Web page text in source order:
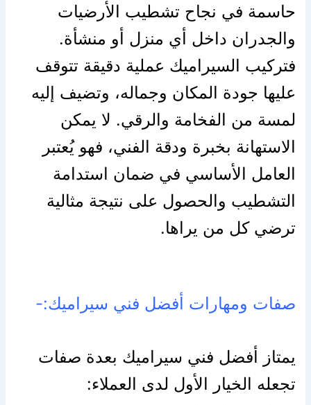
حاسمة في نجاح تشطيب الأرضيات
والجدران داخل أي منزل أو منشأة.
فتركيب السيراميك عملية دقيقة تتوقف
عليها جودة المكان وجماله، وتضيف إليه
لمسة من الفخامة والرقي. لا يمكن
الاستهانة بخبرة ودقة الفني، فهو يُعتبر
العامل الأساسي في ضمان استدامة
التشطيب والحصول على نتيجة مثالية
ترضي كل من يراها.
صفات ومهارات أفضل فني سيراميك:-
يمتاز أفضل فني سيراميك بعدة صفات
تجعله الخيار الأول لدى العملاء: